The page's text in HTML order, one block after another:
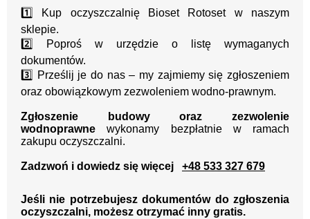
1️⃣ Kup oczyszczalnię Bioset Rotoset w naszym
sklepie.
2️⃣ Poproś w urzędzie o listę wymaganych
dokumentów.
3️⃣ Prześlij je do nas – my zajmiemy się zgłoszeniem
oraz obowiązkowym zezwoleniem wodno-prawnym.
Zgłoszenie budowy oraz zezwolenie
wodnoprawne wykonamy bezpłatnie w ramach
zakupu oczyszczalni.
Zadzwoń i dowiedz się więcej +48 533 327 679
Jeśli nie potrzebujesz dokumentów do zgłoszenia
oczyszczalni, możesz otrzymać inny gratis.